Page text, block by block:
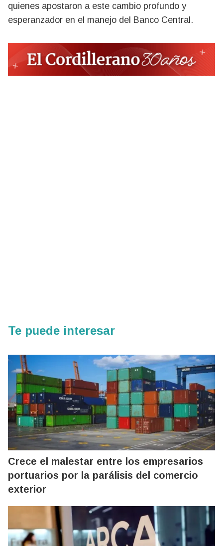
quienes apostaron a este cambio profundo y
esperanzador en el manejo del Banco Central.
Te puede interesar
Crece el malestar entre los empresarios
portuarios por la parálisis del comercio
exterior